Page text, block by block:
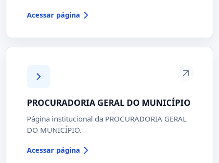
Acessar página
PROCURADORIA GERAL DO MUNICÍPIO
Página institucional da PROCURADORIA GERAL
DO MUNICÍPIO.
Acessar página